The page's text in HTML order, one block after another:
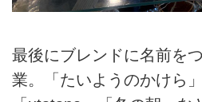
最後にブレンドに名前を
業。「たいようのかけら」